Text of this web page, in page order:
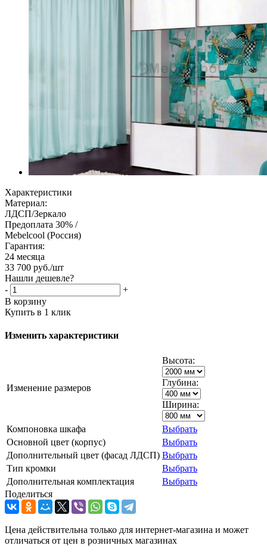
Характеристики
Материал:
ЛДСП/Зеркало
Предоплата 30% /
Mebelcool (Россия)
Гарантия:
24 месяца
33 700 руб./шт
Нашли дешевле?
-
+
В корзину
Купить в 1 клик
Изменить характеристики
Изменение размеров
Высота:
Глубина:
Ширина:
Компоновка шкафа
Выбрать
Основной цвет (корпус)
Выбрать
Дополнительный цвет (фасад ЛДСП) Выбрать
Тип кромки
Выбрать
Дополнительная комплектация
Выбрать
Поделиться
Цена действительна только для интернет-магазина и может
отличаться от цен в розничных магазинах